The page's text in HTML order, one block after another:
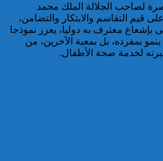
لصاحب الجلالة الملك محمد
قيم التقاسم والابتكار والتضامن،
بإشعاع معترف به دوليا، يعزز نموذجا
بمفرده، بل بمعية الآخرين، من
لخدمة صحة الأطفال.